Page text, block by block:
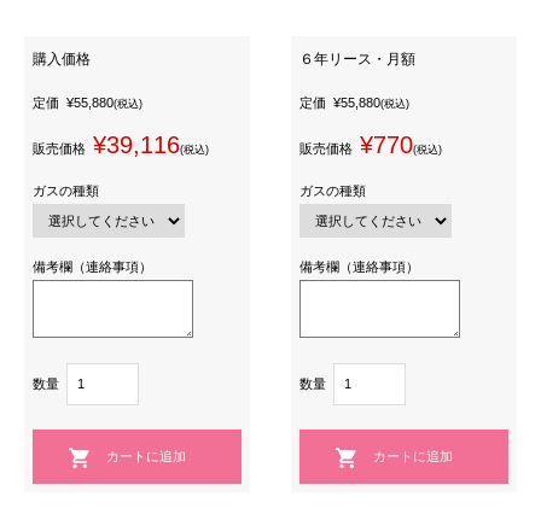
購入価格
定価 ¥55,880(税込)
販売価格 ¥39,116(税込)
ガスの種類
備考欄（連絡事項）
数量
６年リース・月額
定価 ¥55,880(税込)
販売価格 ¥770(税込)
ガスの種類
備考欄（連絡事項）
数量